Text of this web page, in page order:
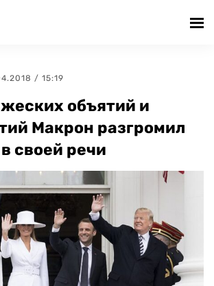
/ 15:19
объятий и
Макрон разгромил
своей речи